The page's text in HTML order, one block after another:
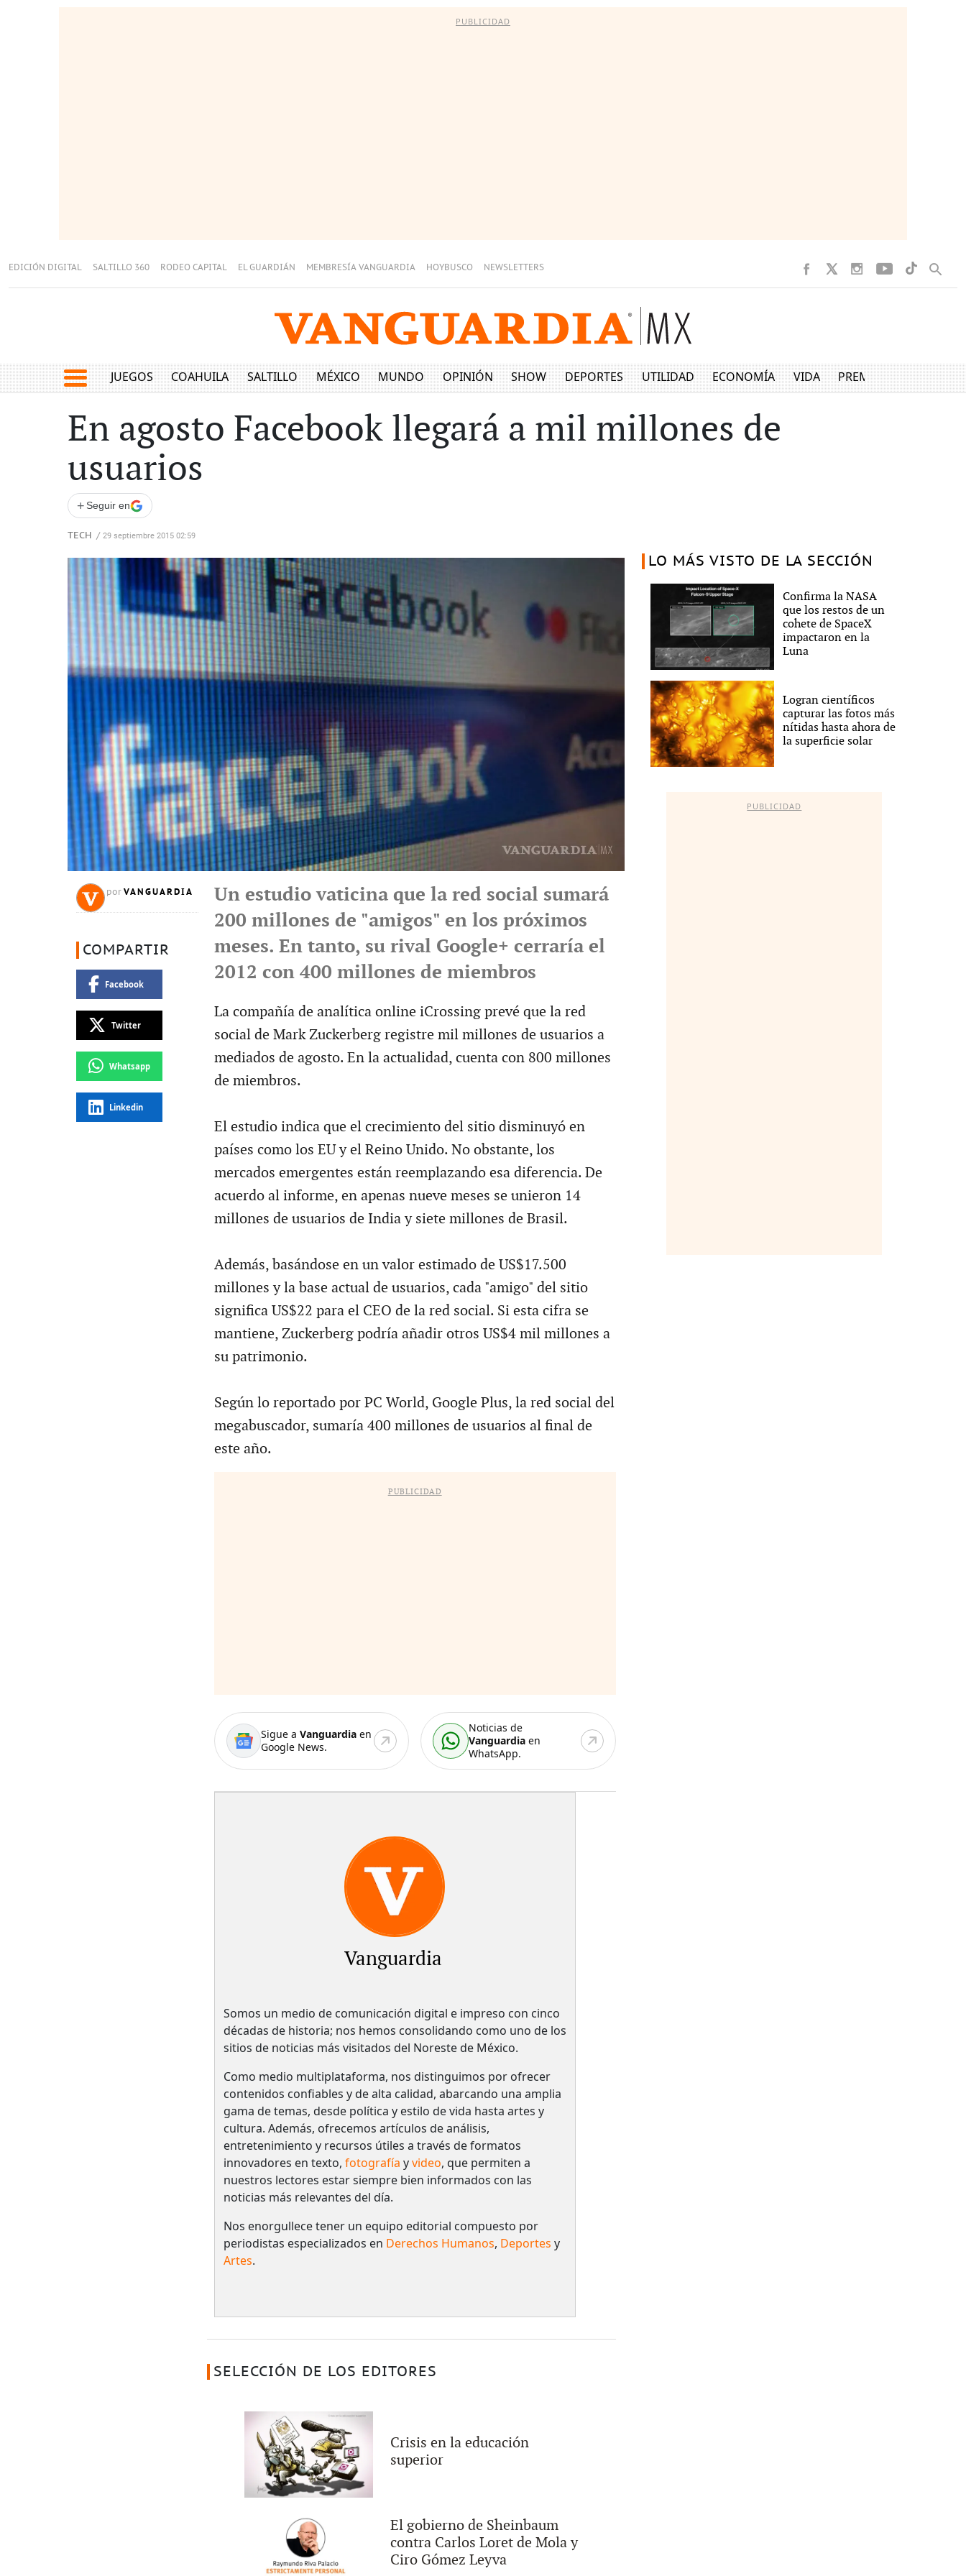
PUBLICIDAD
EDICIÓN DIGITAL SALTILLO 360 RODEO CAPITAL EL GUARDIÁN MEMBRESÍA VANGUARDIA HOYBUSCO NEWSLETTERS
JUEGOS COAHUILA SALTILLO MÉXICO MUNDO OPINIÓN SHOW DEPORTES UTILIDAD ECONOMÍA VIDA PREMIUM
En agosto Facebook llegará a mil millones de
usuarios
+ Seguir en
TECH / 29 septiembre 2015 02:59
por VANGUARDIA
COMPARTIR
Facebook
Twitter
Whatsapp
Linkedin
Un estudio vaticina que la red social sumará
200 millones de "amigos" en los próximos
meses. En tanto, su rival Google+ cerraría el
2012 con 400 millones de miembros
La compañía de analítica online iCrossing prevé que la red
social de Mark Zuckerberg registre mil millones de usuarios a
mediados de agosto. En la actualidad, cuenta con 800 millones
de miembros.
El estudio indica que el crecimiento del sitio disminuyó en
países como los EU y el Reino Unido. No obstante, los
mercados emergentes están reemplazando esa diferencia. De
acuerdo al informe, en apenas nueve meses se unieron 14
millones de usuarios de India y siete millones de Brasil.
Además, basándose en un valor estimado de US$17.500
millones y la base actual de usuarios, cada "amigo" del sitio
significa US$22 para el CEO de la red social. Si esta cifra se
mantiene, Zuckerberg podría añadir otros US$4 mil millones a
su patrimonio.
Según lo reportado por PC World, Google Plus, la red social del
megabuscador, sumaría 400 millones de usuarios al final de
este año.
PUBLICIDAD
Sigue a Vanguardiaen
Google News.
Noticias de
Vanguardia en
WhatsApp.
Vanguardia
Somos un medio de comunicación digital e impreso con cinco
décadas de historia; nos hemos consolidando como uno de los
sitios de noticias más visitados del Noreste de México.
Como medio multiplataforma, nos distinguimos por ofrecer
contenidos confiables y de alta calidad, abarcando una amplia
gama de temas, desde política y estilo de vida hasta artes y
cultura. Además, ofrecemos artículos de análisis,
entretenimiento y recursos útiles a través de formatos
innovadores en texto, fotografía yvideo, que permiten a
nuestros lectores estar siempre bien informados con las
noticias más relevantes del día.
Nos enorgullece tener un equipo editorial compuesto por
periodistas especializados en Derechos Humanos, Deportes y
Artes.
SELECCIÓN DE LOS EDITORES
Crisis en la educación
superior
El gobierno de Sheinbaum
contra Carlos Loret de Mola y
Ciro Gómez Leyva
LO MÁS VISTO DE LA SECCIÓN
Confirma la NASA
que los restos de un
cohete de SpaceX
impactaron en la
Luna
Logran científicos
capturar las fotos más
nítidas hasta ahora de
la superficie solar
PUBLICIDAD